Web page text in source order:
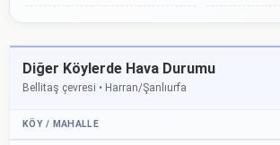
Diğer Köylerde Hava Durumu
Bellitaş çevresi • Harran/Şanlıurfa
KÖY / MAHALLE